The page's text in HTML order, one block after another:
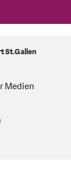
St.Gallen
Medien